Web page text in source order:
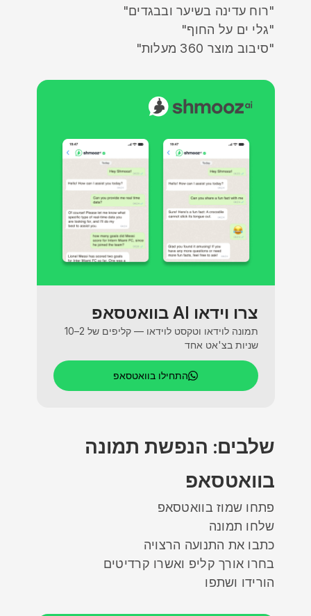
"רוח עדינה בשיער ובבגדים"
"גלי ים על החוף"
"סיבוב מוצר 360 מעלות"
צרו וידאו AI בוואטסאפ
תמונה לוידאו וטקסט לוידאו — קליפים של 2–10
שניות בצ'אט אחד
התחילו בוואטסאפ
שלבים: הנפשת תמונה
בוואטסאפ
פתחו שמוז בוואטסאפ
שלחו תמונה
כתבו את התנועה הרצויה
בחרו אורך קליפ ואשרו קרדיטים
הורידו ושתפו